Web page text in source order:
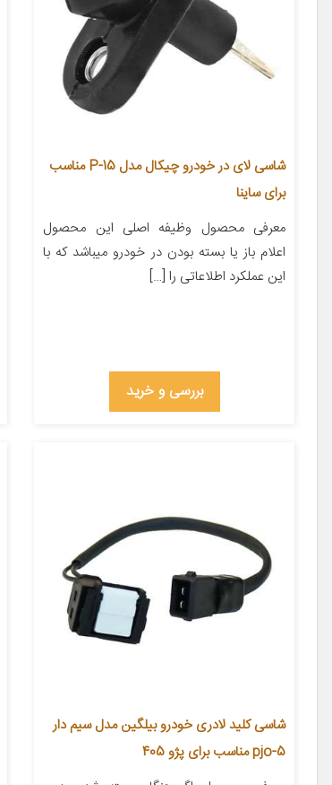
شاسی لای در خودرو چیکال مدل P-15 مناسب
برای ساینا
معرفی محصول وظیفه اصلی این محصول
اعلام باز یا بسته بودن در خودرو میباشد که با
این عملکرد اطلاعاتی را […]
بررسی و خرید
شاسی کلید لادری خودرو بیلگین مدل سیم دار
pjo-5 مناسب برای پژو 405